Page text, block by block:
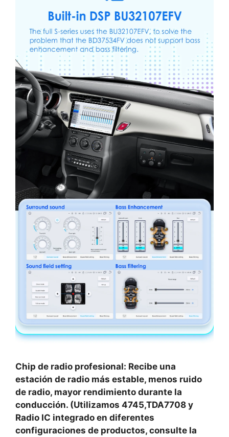
Chip de radio profesional: Recibe una
estación de radio más estable, menos ruido
de radio, mayor rendimiento durante la
conducción. (Utilizamos 4745,TDA7708 y
Radio IC integrado en diferentes
configuraciones de productos, consulte la